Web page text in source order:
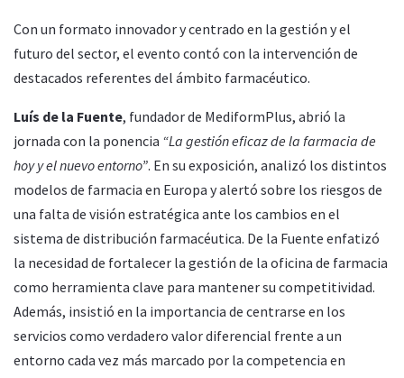
Con un formato innovador y centrado en la gestión y el
futuro del sector, el evento contó con la intervención de
destacados referentes del ámbito farmacéutico.
Luís de la Fuente, fundador de MediformPlus, abrió la
jornada con la ponencia “La gestión eficaz de la farmacia de
hoy y el nuevo entorno”. En su exposición, analizó los distintos
modelos de farmacia en Europa y alertó sobre los riesgos de
una falta de visión estratégica ante los cambios en el
sistema de distribución farmacéutica. De la Fuente enfatizó
la necesidad de fortalecer la gestión de la oficina de farmacia
como herramienta clave para mantener su competitividad.
Además, insistió en la importancia de centrarse en los
servicios como verdadero valor diferencial frente a un
entorno cada vez más marcado por la competencia en